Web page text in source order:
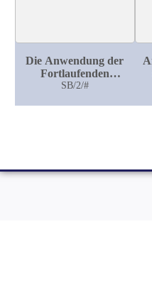
Die Anwendung der
Fortlaufenden
versenkten
SB/2/#